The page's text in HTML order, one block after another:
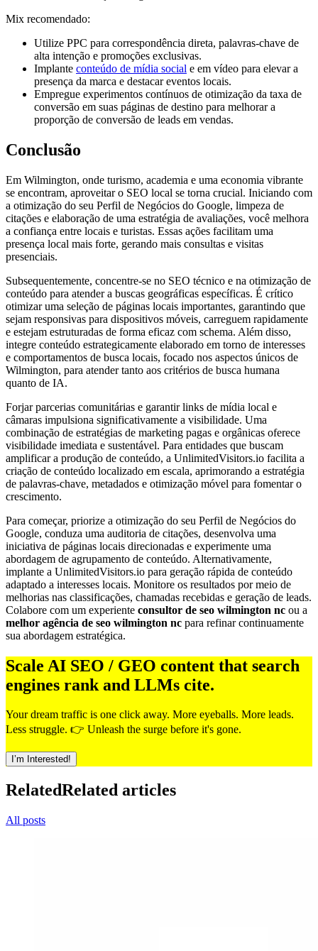
Mix recomendado:
Utilize PPC para correspondência direta, palavras-chave de
alta intenção e promoções exclusivas.
Implante conteúdo de mídia social e em vídeo para elevar a
presença da marca e destacar eventos locais.
Empregue experimentos contínuos de otimização da taxa de
conversão em suas páginas de destino para melhorar a
proporção de conversão de leads em vendas.
Conclusão
Em Wilmington, onde turismo, academia e uma economia vibrante
se encontram, aproveitar o SEO local se torna crucial. Iniciando com
a otimização do seu Perfil de Negócios do Google, limpeza de
citações e elaboração de uma estratégia de avaliações, você melhora
a confiança entre locais e turistas. Essas ações facilitam uma
presença local mais forte, gerando mais consultas e visitas
presenciais.
Subsequentemente, concentre-se no SEO técnico e na otimização de
conteúdo para atender a buscas geográficas específicas. É crítico
otimizar uma seleção de páginas locais importantes, garantindo que
sejam responsivas para dispositivos móveis, carreguem rapidamente
e estejam estruturadas de forma eficaz com schema. Além disso,
integre conteúdo estrategicamente elaborado em torno de interesses
e comportamentos de busca locais, focado nos aspectos únicos de
Wilmington, para atender tanto aos critérios de busca humana
quanto de IA.
Forjar parcerias comunitárias e garantir links de mídia local e
câmaras impulsiona significativamente a visibilidade. Uma
combinação de estratégias de marketing pagas e orgânicas oferece
visibilidade imediata e sustentável. Para entidades que buscam
amplificar a produção de conteúdo, a UnlimitedVisitors.io facilita a
criação de conteúdo localizado em escala, aprimorando a estratégia
de palavras-chave, metadados e otimização móvel para fomentar o
crescimento.
Para começar, priorize a otimização do seu Perfil de Negócios do
Google, conduza uma auditoria de citações, desenvolva uma
iniciativa de páginas locais direcionadas e experimente uma
abordagem de agrupamento de conteúdo. Alternativamente,
implante a UnlimitedVisitors.io para geração rápida de conteúdo
adaptado a interesses locais. Monitore os resultados por meio de
melhorias nas classificações, chamadas recebidas e geração de leads.
Colabore com um experiente consultor de seo wilmington nc ou a
melhor agência de seo wilmington nc para refinar continuamente
sua abordagem estratégica.
Scale AI SEO / GEO content that search
engines rank and LLMs cite.
Your dream traffic is one click away. More eyeballs. More leads.
Less struggle. 👉 Unleash the surge before it's gone.
I’m Interested!
RelatedRelated articles
All posts